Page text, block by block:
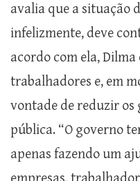
avalia que a situação
infelizmente, deve
acordo com ela,
trabalhadores e, em
vontade de reduzir os
pública. “O governo
apenas fazendo um